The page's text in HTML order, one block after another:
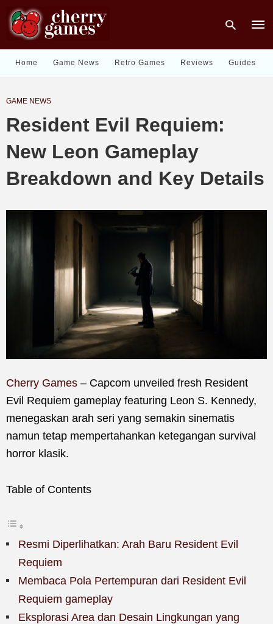
Home Game News Retro Games Reviews Guides
GAME NEWS
Resident Evil Requiem:
New Leon Gameplay
Breakdown and Key Details
Cherry Games – Capcom unveiled fresh Resident
Evil Requiem gameplay featuring Leon S. Kennedy,
menegaskan arah seri yang semakin sinematis
namun tetap mempertahankan ketegangan survival
horror klasik.
Table of Contents
Resmi Diperlihatkan: Arah Baru Resident Evil
Requiem
Membaca Pola Pertempuran dari Resident Evil
Requiem gameplay
Eksplorasi Area dan Desain Lingkungan yang